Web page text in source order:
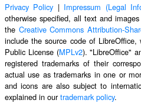
Privacy Policy | Impressum (Legal
otherwise specified, all text and
the Creative Commons Attribution-
include the source code of
Public License (MPLv2). "LibreOffice"
registered trademarks of their
actual use as trademarks in one or
and icons are also subject to
explained in ourtrademark policy.